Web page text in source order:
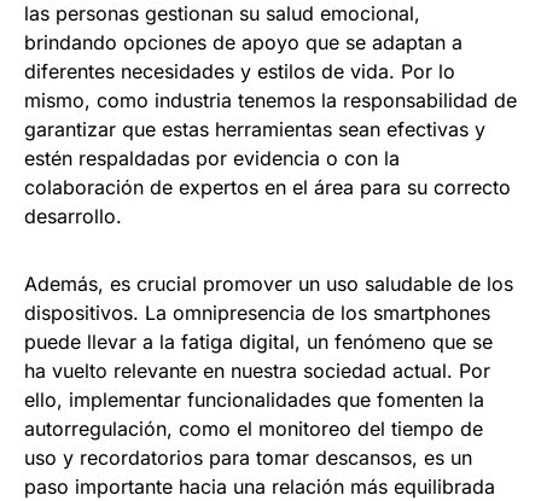
las personas gestionan su salud emocional,
brindando opciones de apoyo que se adaptan a
diferentes necesidades y estilos de vida. Por lo
mismo, como industria tenemos la responsabilidad de
garantizar que estas herramientas sean efectivas y
estén respaldadas por evidencia o con la
colaboración de expertos en el área para su correcto
desarrollo.
Además, es crucial promover un uso saludable de los
dispositivos. La omnipresencia de los smartphones
puede llevar a la fatiga digital, un fenómeno que se
ha vuelto relevante en nuestra sociedad actual. Por
ello, implementar funcionalidades que fomenten la
autorregulación, como el monitoreo del tiempo de
uso y recordatorios para tomar descansos, es un
paso importante hacia una relación más equilibrada